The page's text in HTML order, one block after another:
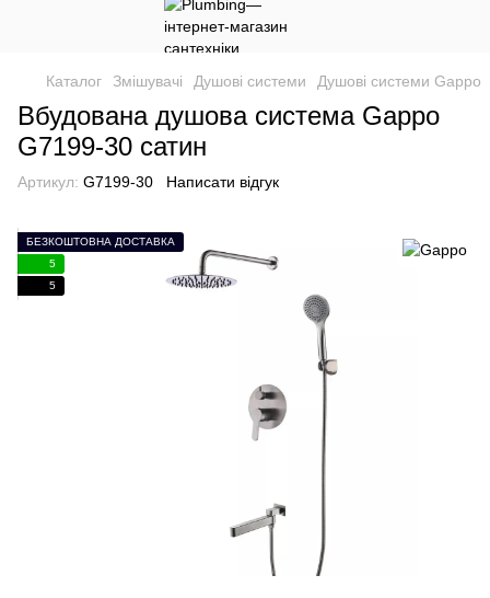
Каталог Змішувачі Душові системи Душові системи Gappo
Вбудована душова система Gappo
G7199-30 сатин
Артикул: G7199-30 Написати відгук
БЕЗКОШТОВНА ДОСТАВКА
5
5